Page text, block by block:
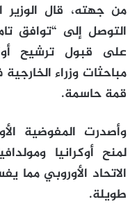
من جهته، قال
التوصل إلى “توافق
على قبول ترشيح
مباحثات وزراء
قمة حاسمة.
وأصدرت المفوضية
لمنح أوكرانيا
الاتحاد الأوروبي مما
طويلة.